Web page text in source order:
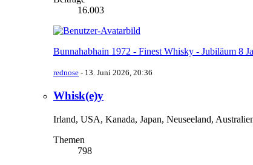
16.003
Bunnahabhain 1972 - Finest Whisky - Jubiläum 8
rednose - 13. Juni 2026, 20:36
Whisk(e)y
Irland, USA, Kanada, Japan, Neuseeland,
Themen
798